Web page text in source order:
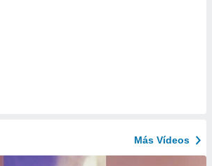
Más Vídeos